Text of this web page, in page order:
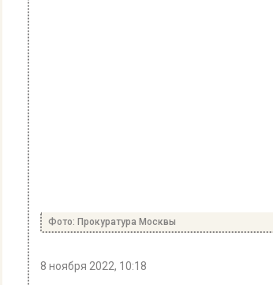
Фото: Прокуратура Москвы
8 ноября 2022, 10:18